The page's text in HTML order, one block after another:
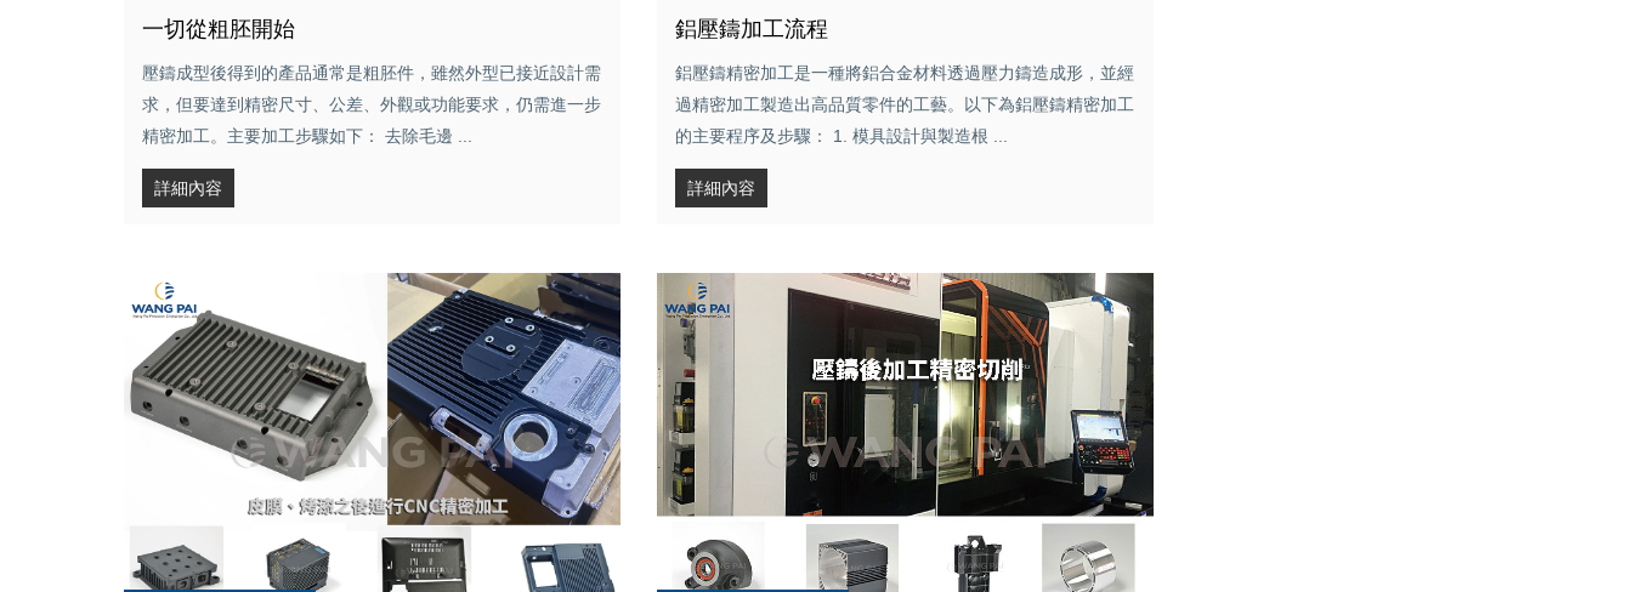
一切從粗胚開始
壓鑄成型後得到的產品通常是粗胚件，雖然外型已接近設計需
求，但要達到精密尺寸、公差、外觀或功能要求，仍需進一步
精密加工。主要加工步驟如下： 去除毛邊 ...
詳細內容
鋁壓鑄加工流程
鋁壓鑄精密加工是一種將鋁合金材料透過壓力鑄造成形，並經
過精密加工製造出高品質零件的工藝。以下為鋁壓鑄精密加工
的主要程序及步驟： 1. 模具設計與製造根 ...
詳細內容